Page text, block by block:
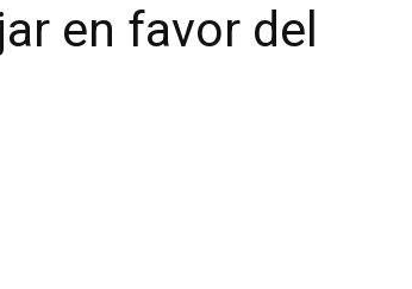
en favor del